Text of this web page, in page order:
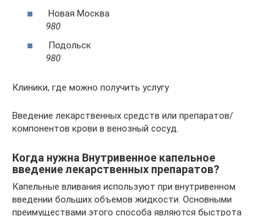
Новая Москва
980
Подольск
980
Клиники, где можно получить услугу
Введение лекарственных средств или препаратов/
компонентов крови в венозный сосуд.
Когда нужна Внутривенное капельное
введение лекарственных препаратов?
Капельные вливания используют при внутривенном
введении больших объемов жидкости. Основными
преимуществами этого способа являются быстрота